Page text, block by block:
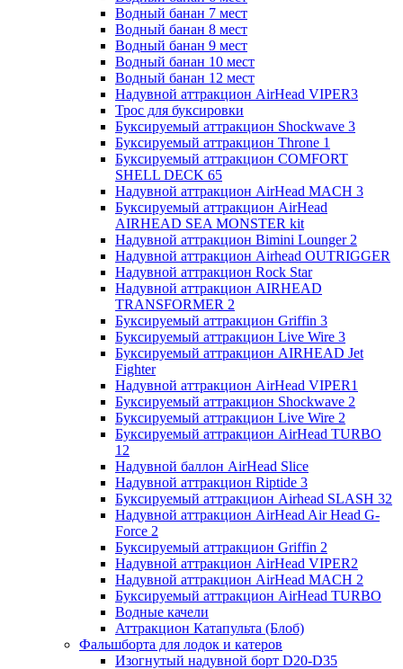
Водный банан 7 мест
Водный банан 8 мест
Водный банан 9 мест
Водный банан 10 мест
Водный банан 12 мест
Надувной аттракцион AirHead VIPER3
Трос для буксировки
Буксируемый аттракцион Shockwave 3
Буксируемый аттракцион Throne 1
Буксируемый аттракцион COMFORT
SHELL DECK 65
Надувной аттракцион AirHead MACH 3
Буксируемый аттракцион AirHead
AIRHEAD SEA MONSTER kit
Надувной аттракцион Bimini Lounger 2
Надувной аттракцион Airhead OUTRIGGER
Надувной аттракцион Rock Star
Надувной аттракцион AIRHEAD
TRANSFORMER 2
Буксируемый аттракцион Griffin 3
Буксируемый аттракцион Live Wire 3
Буксируемый аттракцион AIRHEAD Jet
Fighter
Надувной аттракцион AirHead VIPER1
Буксируемый аттракцион Shockwave 2
Буксируемый аттракцион Live Wire 2
Буксируемый аттракцион AirHead TURBO
12
Надувной баллон AirHead Slice
Надувной аттракцион Riptide 3
Буксируемый аттракцион Airhead SLASH 32
Надувной аттракцион AirHead Air Head G-
Force 2
Буксируемый аттракцион Griffin 2
Надувной аттракцион AirHead VIPER2
Надувной аттракцион AirHead MACH 2
Буксируемый аттракцион AirHead TURBO
Водные качели
Аттракцион Катапульта (Блоб)
Фальшборта для лодок и катеров
Изогнутый надувной борт D20-D35